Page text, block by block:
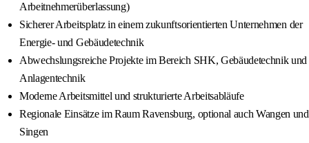
Arbeitnehmerüberlassung)
Sicherer Arbeitsplatz in einem zukunftsorientierten Unternehmen der
Energie- und Gebäudetechnik
Abwechslungsreiche Projekte im Bereich SHK, Gebäudetechnik und
Anlagentechnik
Moderne Arbeitsmittel und strukturierte Arbeitsabläufe
Regionale Einsätze im Raum Ravensburg, optional auch Wangen und
Singen